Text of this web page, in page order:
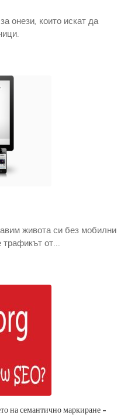
онези, които искат да
живота си без мобилни
от...
на семантично маркиране -